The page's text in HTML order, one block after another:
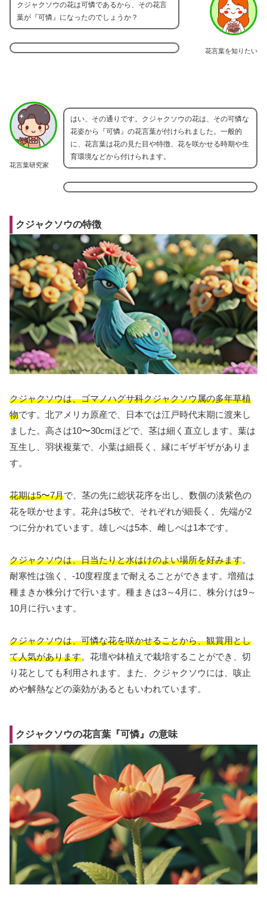
花言葉を知りたい
クジャクソウの花は可憐であるから、その花言
葉が『可憐』になったのでしょうか？
花言葉研究家
はい、その通りです。クジャクソウの花は、その可憐な
花姿から『可憐』の花言葉が付けられました。一般的
に、花言葉は花の見た目や特徴、花を咲かせる時期や生
育環境などから付けられます。
クジャクソウの特徴
クジャクソウは、ゴマノハグサ科クジャクソウ属の多年草植
物です。北アメリカ原産で、日本では江戸時代末期に渡来し
ました。高さは10〜30cmほどで、茎は細く直立します。葉は
互生し、羽状複葉で、小葉は細長く、縁にギザギザがありま
す。
花期は5〜7月で、茎の先に総状花序を出し、数個の淡紫色の
花を咲かせます。花弁は5枚で、それぞれが細長く、先端が2
つに分かれています。雄しべは5本、雌しべは1本です。
クジャクソウは、日当たりと水はけのよい場所を好みます。
耐寒性は強く、-10度程度まで耐えることができます。増殖は
種まきか株分けで行います。種まきは3～4月に、株分けは9～
10月に行います。
クジャクソウは、可憐な花を咲かせることから、観賞用とし
て人気があります。花壇や鉢植えで栽培することができ、切
り花としても利用されます。また、クジャクソウには、咳止
めや解熱などの薬効があるともいわれています。
クジャクソウの花言葉『可憐』の意味